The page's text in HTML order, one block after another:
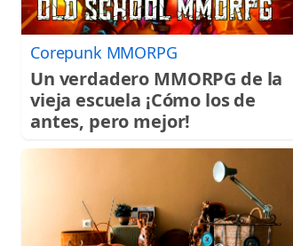
Corepunk MMORPG
Un verdadero MMORPG de la
vieja escuela ¡Cómo los de
antes, pero mejor!